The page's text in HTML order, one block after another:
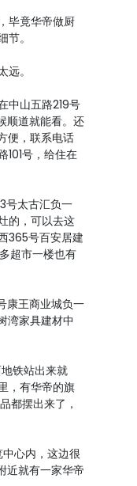
毕竟华帝做厨
。
。
中山五路219号
顺道就能看。还
便，联系电话
号，给住在
号太古汇负一
的，可以去这
365号百安居建
超市一楼也有
康王商业城负一
湾家具建材中
铁站出来就
，有华帝的旗
都摆出来了，
心内，这边很
近就有一家华帝